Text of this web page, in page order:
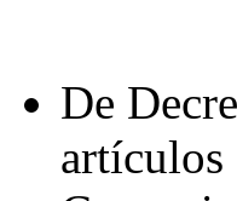
De
artículos